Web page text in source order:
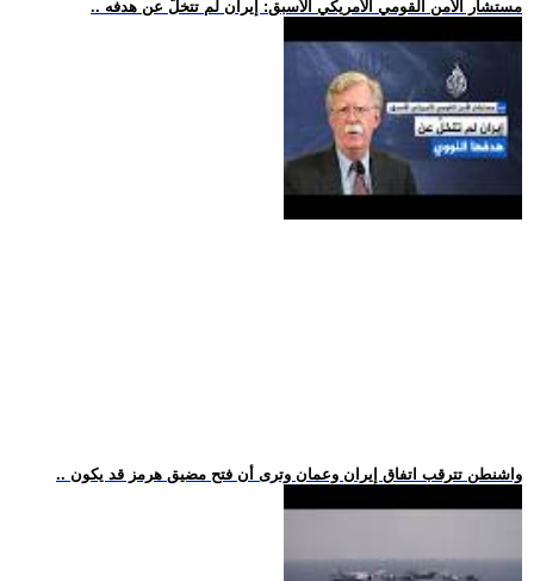
.. مستشار الأمن القومي الأمريكي الأسبق: إيران لم تتخلَّ عن هدفه
.. واشنطن تترقب اتفاق إيران وعمان وترى أن فتح مضيق هرمز قد يكون